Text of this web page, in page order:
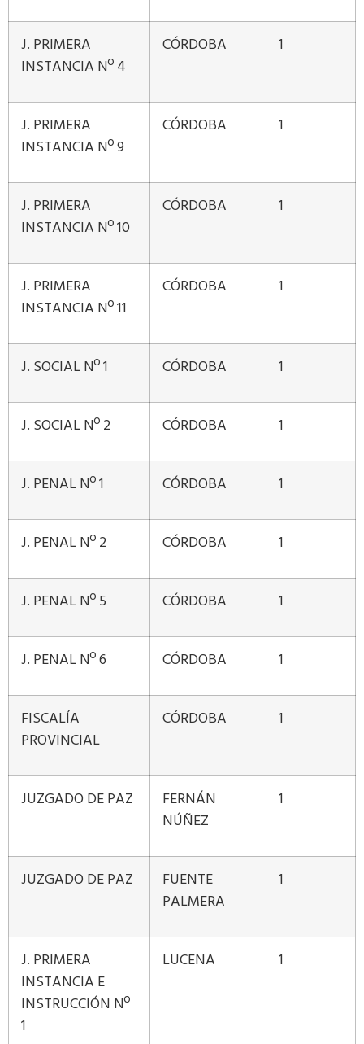
J. PRIMERA
INSTANCIA Nº 4
CÓRDOBA 1
J. PRIMERA
INSTANCIA Nº 9
CÓRDOBA 1
J. PRIMERA
INSTANCIA Nº 10
CÓRDOBA 1
J. PRIMERA
INSTANCIA Nº 11
CÓRDOBA 1
J. SOCIAL Nº 1 CÓRDOBA 1
J. SOCIAL Nº 2 CÓRDOBA 1
J. PENAL Nº 1 CÓRDOBA 1
J. PENAL Nº 2 CÓRDOBA 1
J. PENAL Nº 5 CÓRDOBA 1
J. PENAL Nº 6 CÓRDOBA 1
FISCALÍA
PROVINCIAL
CÓRDOBA 1
JUZGADO DE PAZ
FERNÁN
NÚÑEZ
1
JUZGADO DE PAZ
FUENTE
PALMERA
1
J. PRIMERA
INSTANCIA E
INSTRUCCIÓN Nº
1
LUCENA 1